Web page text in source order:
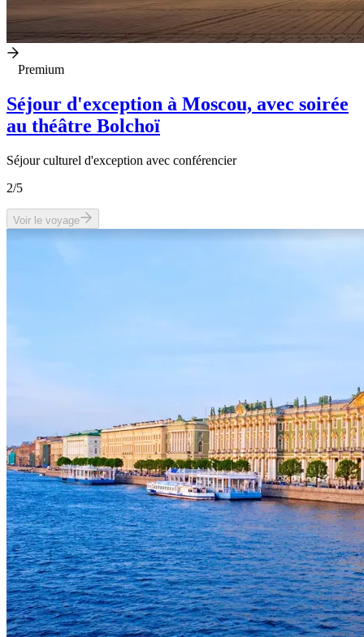
Premium
Séjour d'exception à Moscou, avec soirée
au théâtre Bolchoï
Séjour culturel d'exception avec conférencier
2/5
Voir le voyage